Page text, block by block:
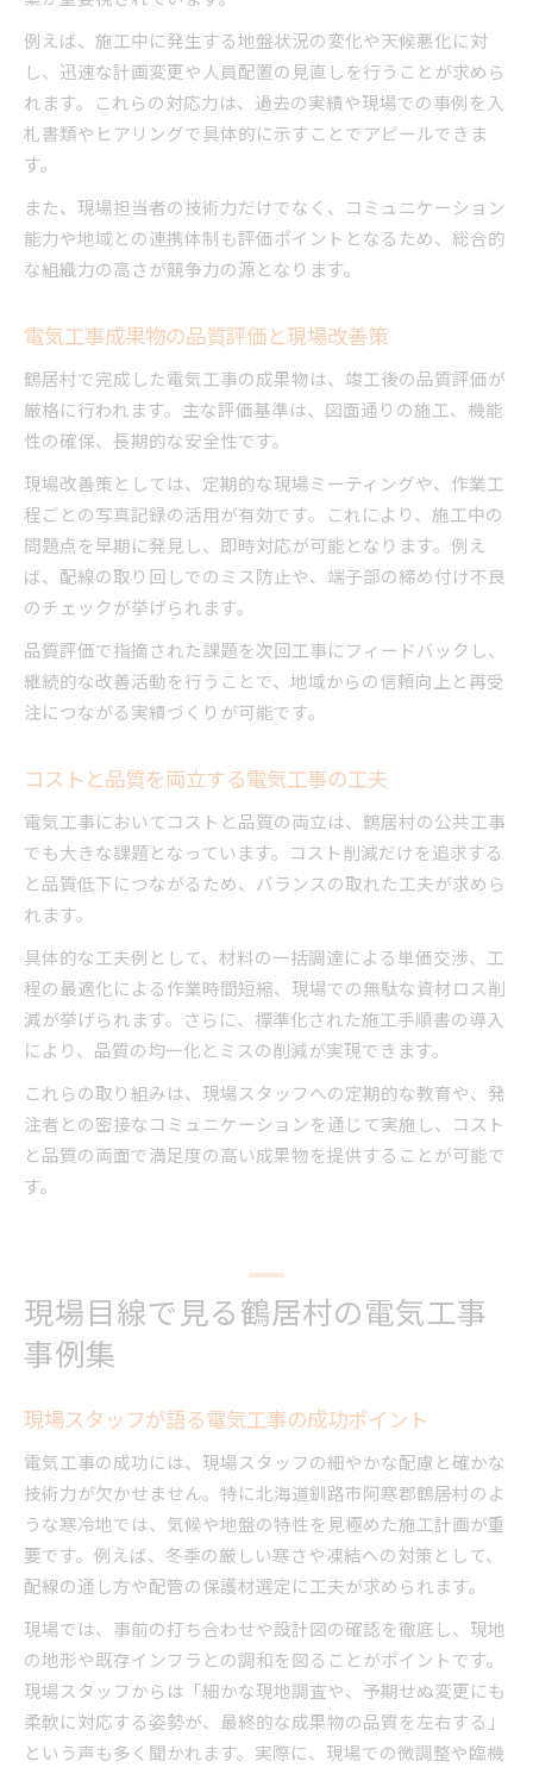
例えば、施工中に発生する地盤状況の変化や天候悪化に対
し、迅速な計画変更や人員配置の見直しを行うことが求めら
れます。これらの対応力は、過去の実績や現場での事例を入
札書類やヒアリングで具体的に示すことでアピールできま
す。
また、現場担当者の技術力だけでなく、コミュニケーション
能力や地域との連携体制も評価ポイントとなるため、総合的
な組織力の高さが競争力の源となります。
電気工事成果物の品質評価と現場改善策
鶴居村で完成した電気工事の成果物は、竣工後の品質評価が
厳格に行われます。主な評価基準は、図面通りの施工、機能
性の確保、長期的な安全性です。
現場改善策としては、定期的な現場ミーティングや、作業工
程ごとの写真記録の活用が有効です。これにより、施工中の
問題点を早期に発見し、即時対応が可能となります。例え
ば、配線の取り回しでのミス防止や、端子部の締め付け不良
のチェックが挙げられます。
品質評価で指摘された課題を次回工事にフィードバックし、
継続的な改善活動を行うことで、地域からの信頼向上と再受
注につながる実績づくりが可能です。
コストと品質を両立する電気工事の工夫
電気工事においてコストと品質の両立は、鶴居村の公共工事
でも大きな課題となっています。コスト削減だけを追求する
と品質低下につながるため、バランスの取れた工夫が求めら
れます。
具体的な工夫例として、材料の一括調達による単価交渉、工
程の最適化による作業時間短縮、現場での無駄な資材ロス削
減が挙げられます。さらに、標準化された施工手順書の導入
により、品質の均一化とミスの削減が実現できます。
これらの取り組みは、現場スタッフへの定期的な教育や、発
注者との密接なコミュニケーションを通じて実施し、コスト
と品質の両面で満足度の高い成果物を提供することが可能で
す。
現場目線で見る鶴居村の電気工事
事例集
現場スタッフが語る電気工事の成功ポイント
電気工事の成功には、現場スタッフの細やかな配慮と確かな
技術力が欠かせません。特に北海道釧路市阿寒郡鶴居村のよ
うな寒冷地では、気候や地盤の特性を見極めた施工計画が重
要です。例えば、冬季の厳しい寒さや凍結への対策として、
配線の通し方や配管の保護材選定に工夫が求められます。
現場では、事前の打ち合わせや設計図の確認を徹底し、現地
の地形や既存インフラとの調和を図ることがポイントです。
現場スタッフからは「細かな現地調査や、予期せぬ変更にも
柔軟に対応する姿勢が、最終的な成果物の品質を左右する」
という声も多く聞かれます。実際に、現場での微調整や臨機